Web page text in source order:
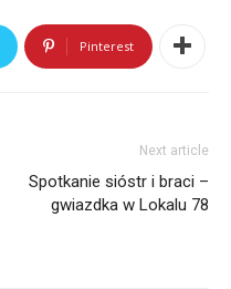
Pinterest
Next article
Spotkanie sióstr i braci –
gwiazdka w Lokalu 78